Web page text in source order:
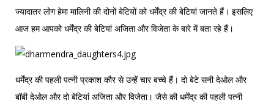
ज्यादातर लोग हेमा मालिनी की दोनों बेटियों को धर्मेंद्र की बेटियां जानते हैं। इसलिए
आज हम आपको धर्मेंद्र की बेटियां अजिता और विजेता के बारे में बता रहे हैं।
धर्मेंद्र की पहली पत्नी प्रकाश कौर से उन्हें चार बच्चे हैं। दो बेटे सनी देओल और
बॉबी देओल और दो बेटियां अजिता और विजेता। जैसे की धर्मेंद्र की पहली पत्नी